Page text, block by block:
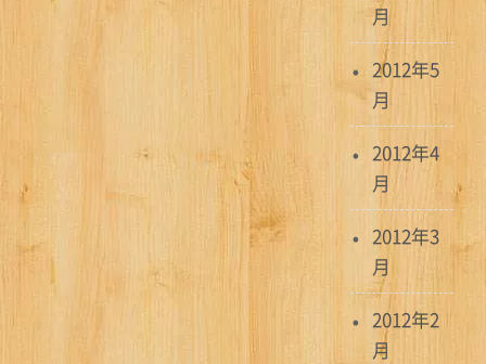
月
2012年5
月
2012年4
月
2012年3
月
2012年2
月